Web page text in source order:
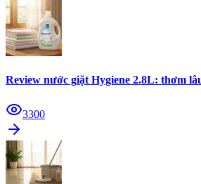
Review nước giặt Hygiene 2.8L: thơm
3300